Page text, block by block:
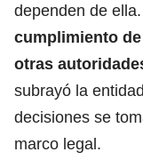
dependen de ella.
cumplimiento
otras
subrayó la
decisiones se
marco legal.